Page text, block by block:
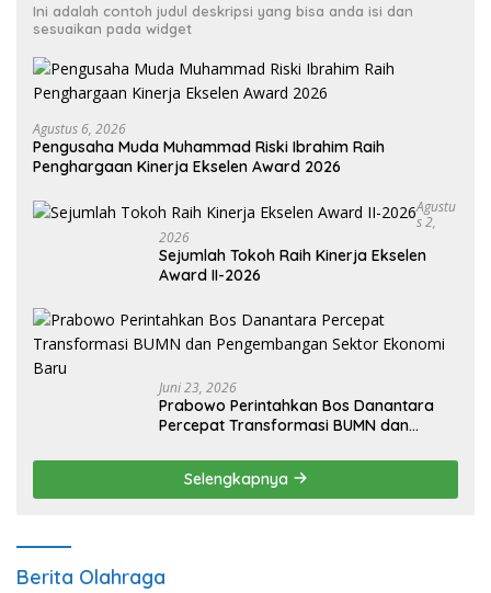
Ini adalah contoh judul deskripsi yang bisa anda isi dan
sesuaikan pada widget
Agustus 6, 2026
Pengusaha Muda Muhammad Riski Ibrahim Raih
Penghargaan Kinerja Ekselen Award 2026
Agustu
S 2,
2026
Sejumlah Tokoh Raih Kinerja Ekselen
Award II-2026
Juni 23, 2026
Prabowo Perintahkan Bos Danantara
Percepat Transformasi BUMN dan
Selengkapnya
Berita Olahraga